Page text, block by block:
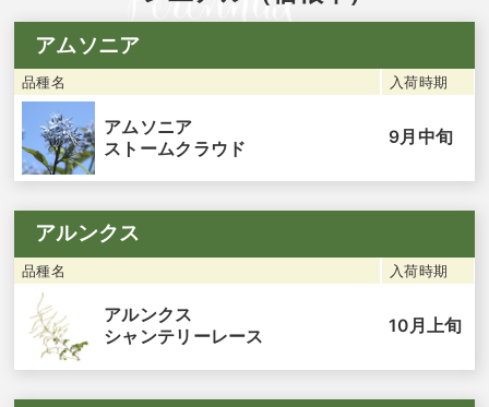
アムソニア
品種名 入荷時期
アムソニア
ストームクラウド
9月中旬
アルンクス
品種名 入荷時期
アルンクス
シャンテリーレース
10月上旬